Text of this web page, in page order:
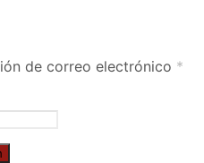
de correo electrónico *